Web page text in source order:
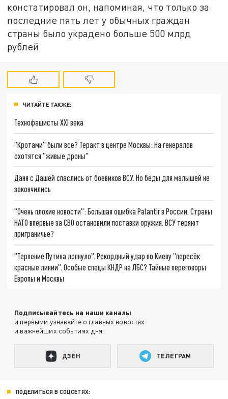
констатировал он, напоминая, что только за
последние пять лет у обычных граждан
страны было украдено больше 500 млрд
рублей.
ЧИТАЙТЕ ТАКЖЕ:
Технофашисты XXI века
"Кротами" были все? Теракт в центре Москвы: На генералов
охотятся "живые дроны"
Даня с Дашей спаслись от боевиков ВСУ. Но беды для малышей не
закончились
"Очень плохие новости": Большая ошибка Palantir в России. Страны
НАТО впервые за СВО остановили поставки оружия. ВСУ теряют
приграничье?
"Терпение Путина лопнуло". Рекордный удар по Киеву "пересёк
красные линии". Особые спецы КНДР на ЛБС? Тайные переговоры
Европы и Москвы
Подписывайтесь на наши каналы
и первыми узнавайте о главных новостях
и важнейших событиях дня.
ДЗЕН ТЕЛЕГРАМ
ПОДЕЛИТЬСЯ В СОЦСЕТЯХ: